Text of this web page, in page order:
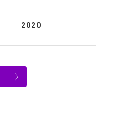
2020